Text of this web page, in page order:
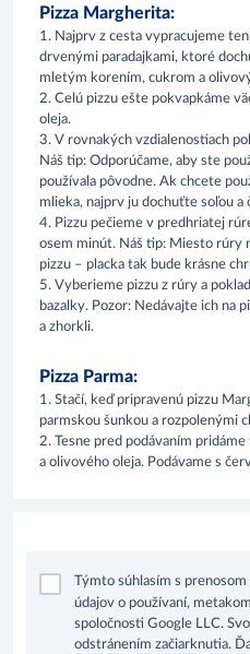
Pizza Margherita:
1. Najprv z cesta vypracujeme
drvenými paradajkami, ktoré
mletým korením, cukrom a
2. Celú pizzu ešte pokvapkáme
oleja.
3. V rovnakých vzdialenostiach
Náš tip: Odporúčame, aby ste
používala pôvodne. Ak chcete
mlieka, najprv ju dochuťte soľou
4. Pizzu pečieme v predhriatej
osem minút. Náš tip: Miesto rúry
pizzu – placka tak bude krásne
5. Vyberieme pizzu z rúry a
bazalky. Pozor: Nedávajte ich na
a zhorkli.
Pizza Parma:
1. Stačí, keď pripravenú pizzu
parmskou šunkou a rozpolenými
2. Tesne pred podávaním
a olivového oleja. Podávame s
Týmto súhlasím s
údajov o používaní,
spoločnosti Google LLC.
odstránením začiarknutia.